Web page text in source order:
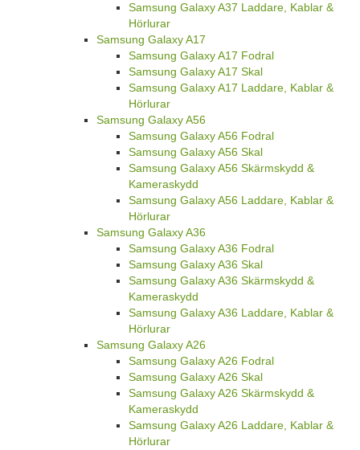
Samsung Galaxy A37 Laddare, Kablar &
Hörlurar
Samsung Galaxy A17
Samsung Galaxy A17 Fodral
Samsung Galaxy A17 Skal
Samsung Galaxy A17 Laddare, Kablar &
Hörlurar
Samsung Galaxy A56
Samsung Galaxy A56 Fodral
Samsung Galaxy A56 Skal
Samsung Galaxy A56 Skärmskydd &
Kameraskydd
Samsung Galaxy A56 Laddare, Kablar &
Hörlurar
Samsung Galaxy A36
Samsung Galaxy A36 Fodral
Samsung Galaxy A36 Skal
Samsung Galaxy A36 Skärmskydd &
Kameraskydd
Samsung Galaxy A36 Laddare, Kablar &
Hörlurar
Samsung Galaxy A26
Samsung Galaxy A26 Fodral
Samsung Galaxy A26 Skal
Samsung Galaxy A26 Skärmskydd &
Kameraskydd
Samsung Galaxy A26 Laddare, Kablar &
Hörlurar